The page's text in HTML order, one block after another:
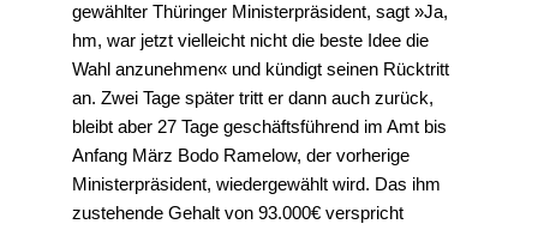
gewählter Thüringer Ministerpräsident, sagt »Ja,
hm, war jetzt vielleicht nicht die beste Idee die
Wahl anzunehmen« und kündigt seinen Rücktritt
an. Zwei Tage später tritt er dann auch zurück,
bleibt aber 27 Tage geschäftsführend im Amt bis
Anfang März Bodo Ramelow, der vorherige
Ministerpräsident, wiedergewählt wird. Das ihm
zustehende Gehalt von 93.000€ verspricht